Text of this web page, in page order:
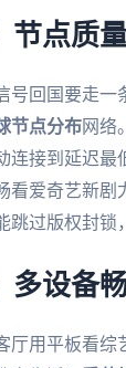
节点质
回国要走一
节点分布网络
连接到延迟最
看爱奇艺新
跳过版权封锁
多设备
厅用平板看